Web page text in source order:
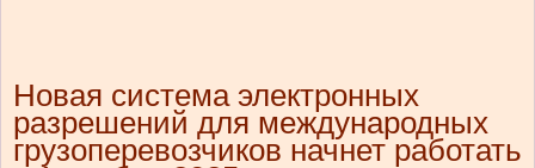
Новая система электронных
разрешений для международных
грузоперевозчиков начнет работать